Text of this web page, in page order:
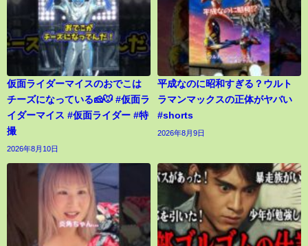
仮面ライダーマイスのおでこは
チーズになっている🧀🐭 #仮面ラ
イダーマイス #仮面ライダー #特
撮
2026年8月10日
平成なのに昭和すぎる？ウルト
ラマンマックスの正体がヤバい
#shorts
2026年8月9日